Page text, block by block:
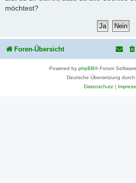
möchtest?
Foren-Übersicht
Powered by phpBB® Forum
Deutsche Übersetzung durch
Datenschutz|